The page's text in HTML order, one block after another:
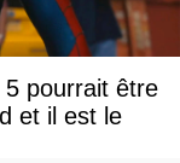
pourrait être
il est le